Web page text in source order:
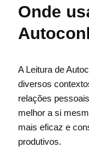
Onde
A Leitura de
diversos
relações
melhor a si
mais eficaz e
produtivos.